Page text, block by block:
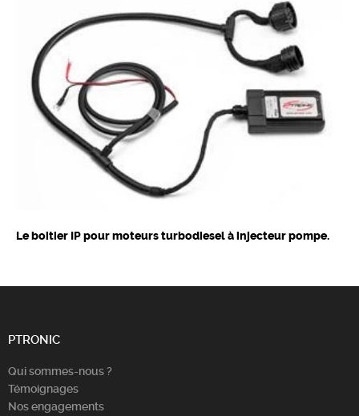
Le boitier IP pour moteurs turbodiesel à injecteur pompe.
PTRONIC
Qui sommes-nous ?
Témoignages
Nos engagements